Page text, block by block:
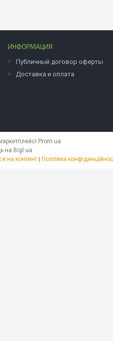
ИНФОРМАЦИЯ
Публичный договор оферты
Доставка и оплата
Prom.ua
на Bigl.ua
на контент Політика